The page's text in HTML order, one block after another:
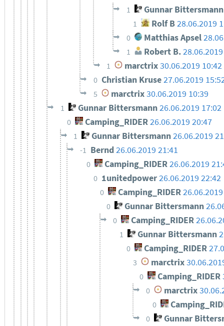
1 Gunnar Bittersmann
1 Rolf B28.06.2019
0 Matthias Apsel
1 Robert B.
1 marctrix30.06.2019 10:42
0 Christian Kruse27.06.2019
5 marctrix30.06.2019 10:39
1 Gunnar Bittersmann26.06.2019 17:02
0 Camping_RIDER 26.06.2019 20:47
1 Gunnar Bittersmann26.06.2019
-1 Bernd26.06.2019 21:41
0 Camping_RIDER26.06.2019
0 1unitedpower26.06.2019 22:42
0 Camping_RIDER
0 Gunnar Bittersmann
0 Camping_RIDER
1 Gunnar Bittersmann
0 Camping_RIDER
3 marctrix
0 Camping_RIDER
0 marctrix
0
0 Gunnar